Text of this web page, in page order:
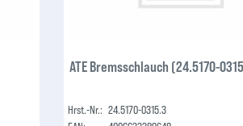
ATE Bremsschlauch (24.5170-
Hrst.-Nr.: 24.5170-0315.3